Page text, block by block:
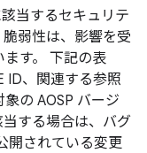
当するセキュリテ
弱性は、影響を受
す。 下記の表
ID、関連する参照
象の AOSP バージ
する場合は、バグ
開されている変更